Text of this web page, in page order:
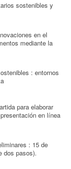
sostenibles y
en el
mediante la
: entornos
para elaborar
en línea
: 15 de
dos pasos).